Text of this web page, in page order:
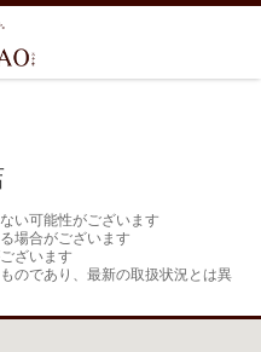
い可能性がございます
場合がございます
ざいます
のであり、最新の取扱状況とは異